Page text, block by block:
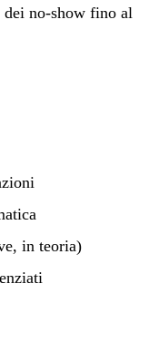
no-show fino al
in teoria)